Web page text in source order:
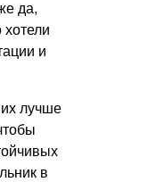
да,
и
лучше
в